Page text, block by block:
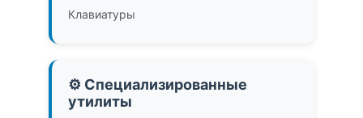
Клавиатуры
⚙️ Специализированные
утилиты